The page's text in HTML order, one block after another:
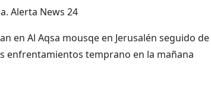
Alerta News 24
en Al Aqsa mousqe en Jerusalén seguido
enfrentamientos temprano en la mañana